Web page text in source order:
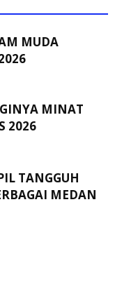
MUDA
MINAT
2026
TANGGUH
MEDAN